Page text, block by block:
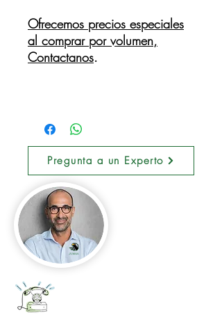
Ofrecemos precios especiales
al comprar por volumen,
Contactanos.
Pregunta a un Experto